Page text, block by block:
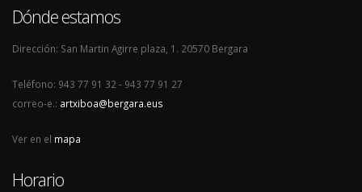
Dónde estamos
Dirección: San Martin Agirre plaza, 1. 20570 Bergara
Teléfono: 943 77 91 32 - 943 77 91 27
correo-e.: artxiboa@bergara.eus
Ver en el mapa
Horario